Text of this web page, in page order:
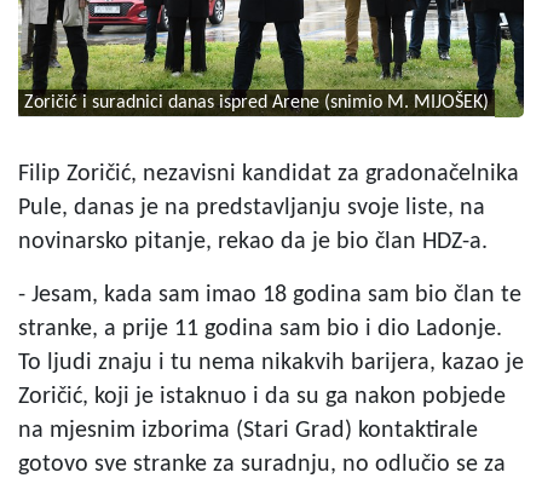
Zoričić i suradnici danas ispred Arene (snimio M. MIJOŠEK)
Filip Zoričić, nezavisni kandidat za gradonačelnika
Pule, danas je na predstavljanju svoje liste, na
novinarsko pitanje, rekao da je bio član HDZ-a.
- Jesam, kada sam imao 18 godina sam bio član te
stranke, a prije 11 godina sam bio i dio Ladonje.
To ljudi znaju i tu nema nikakvih barijera, kazao je
Zoričić, koji je istaknuo i da su ga nakon pobjede
na mjesnim izborima (Stari Grad) kontaktirale
gotovo sve stranke za suradnju, no odlučio se za